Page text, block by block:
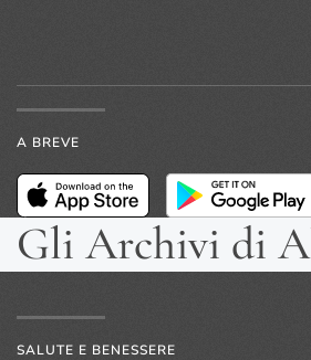
A BREVE
Gli Archivi di
SALUTE E BENESSERE